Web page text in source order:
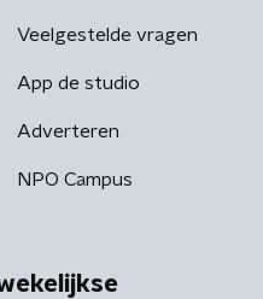
Veelgestelde vragen
App de studio
Adverteren
NPO Campus